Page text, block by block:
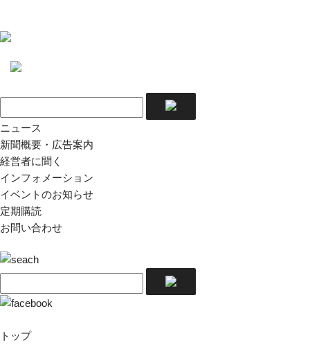
ニュース
新聞概要・広告案内
経営者に聞く
インフォメーション
イベントのお知らせ
定期購読
お問い合わせ
トップ